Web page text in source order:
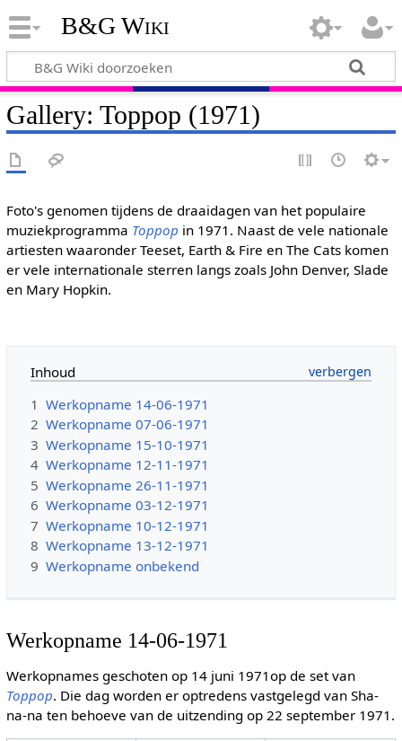
B&G Wiki
Gallery: Toppop (1971)
Foto's genomen tijdens de draaidagen van het populaire
muziekprogramma Toppop in 1971. Naast de vele nationale
artiesten waaronder Teeset, Earth & Fire en The Cats komen
er vele internationale sterren langs zoals John Denver, Slade
en Mary Hopkin.
Inhoud
1 Werkopname 14-06-1971
2 Werkopname 07-06-1971
3 Werkopname 15-10-1971
4 Werkopname 12-11-1971
5 Werkopname 26-11-1971
6 Werkopname 03-12-1971
7 Werkopname 10-12-1971
8 Werkopname 13-12-1971
9 Werkopname onbekend
Werkopname 14-06-1971
Werkopnames geschoten op 14 juni 1971op de set van
Toppop. Die dag worden er optredens vastgelegd van Sha-
na-na ten behoeve van de uitzending op 22 september 1971.